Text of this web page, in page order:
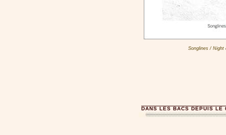
Songlines / Night
DANS LES BACS DEPUIS LE